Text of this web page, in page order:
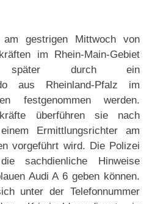
gestrigen Mittwoch von
im Rhein-Main-Gebiet
später durch ein
aus Rheinland-Pfalz im
festgenommen werden.
überführen sie nach
Ermittlungsrichter am
vorgeführt wird. Die Polizei
sachdienliche Hinweise
Audi A 6 geben können.
unter der Telefonnummer